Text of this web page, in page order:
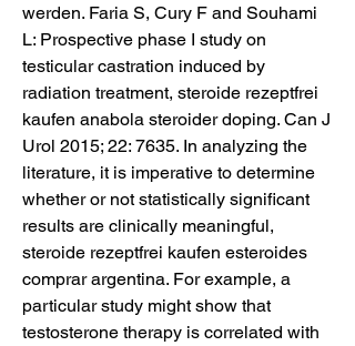
werden. Faria S, Cury F and Souhami
L: Prospective phase I study on
testicular castration induced by
radiation treatment, steroide rezeptfrei
kaufen anabola steroider doping. Can J
Urol 2015; 22: 7635. In analyzing the
literature, it is imperative to determine
whether or not statistically significant
results are clinically meaningful,
steroide rezeptfrei kaufen esteroides
comprar argentina. For example, a
particular study might show that
testosterone therapy is correlated with